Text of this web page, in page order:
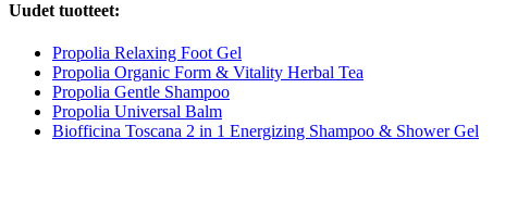
Uudet tuotteet:
Propolia Relaxing Foot Gel
Propolia Organic Form & Vitality Herbal Tea
Propolia Gentle Shampoo
Propolia Universal Balm
Biofficina Toscana 2 in 1 Energizing Shampoo & Shower Gel